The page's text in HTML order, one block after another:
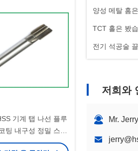
양성 메탈 홈
TCT 홀은 봤
전기 석공술 끌
저희와
Mr. Jerry
기계 탭 나선 플루
팅 내구성 정밀 스레
산업용 애플리케이션